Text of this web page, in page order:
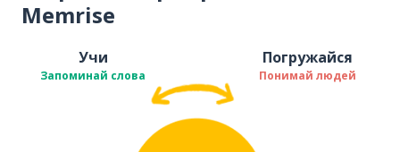
Memrise
Учи
Запоминай слова
Погружайся
Понимай людей